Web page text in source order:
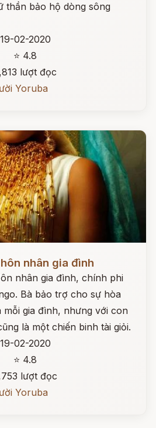
thần bảo hộ dòng sông
19-02-2020
⭐ 4.8
lượt đọc
Yoruba
nhân gia đình
nhân gia đình, chính phi
Bà bảo trợ cho sự hòa
mỗi gia đình, nhưng với con
là một chiến binh tài giỏi.
19-02-2020
⭐ 4.8
lượt đọc
Yoruba